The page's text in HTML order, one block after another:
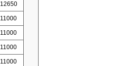
12650
11000
11000
11000
11000